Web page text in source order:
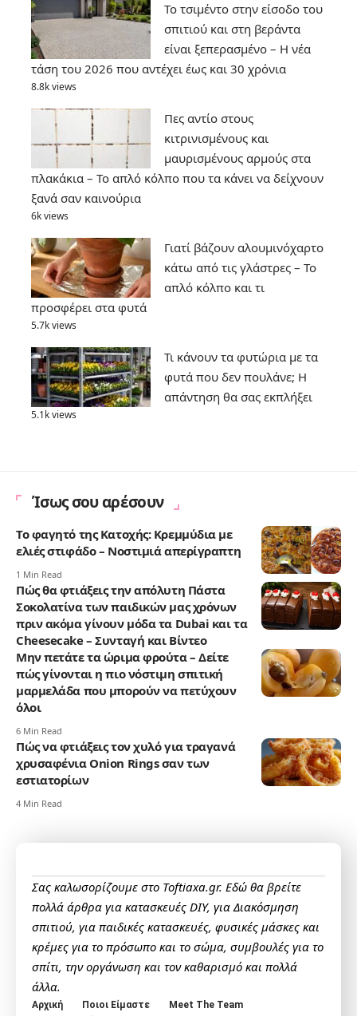
Το τσιμέντο στην είσοδο του
σπιτιού και στη βεράντα
είναι ξεπερασμένο – Η νέα
τάση του 2026 που αντέχει έως και 30 χρόνια
8.8k views
Πες αντίο στους
κιτρινισμένους και
μαυρισμένους αρμούς στα
πλακάκια – Το απλό κόλπο που τα κάνει να δείχνουν
ξανά σαν καινούρια
6k views
Γιατί βάζουν αλουμινόχαρτο
κάτω από τις γλάστρες – Το
απλό κόλπο και τι
προσφέρει στα φυτά
5.7k views
Τι κάνουν τα φυτώρια με τα
φυτά που δεν πουλάνε; Η
απάντηση θα σας εκπλήξει
5.1k views
Ίσως σου αρέσουν
Το φαγητό της Κατοχής: Κρεμμύδια με
ελιές στιφάδο – Νοστιμιά απερίγραπτη
1 Min Read
Πώς θα φτιάξεις την απόλυτη Πάστα
Σοκολατίνα των παιδικών μας χρόνων
πριν ακόμα γίνουν μόδα τα Dubai και τα
Cheesecake – Συνταγή και Βίντεο
Μην πετάτε τα ώριμα φρούτα – Δείτε
πώς γίνονται η πιο νόστιμη σπιτική
μαρμελάδα που μπορούν να πετύχουν
όλοι
6 Min Read
Πώς να φτιάξεις τον χυλό για τραγανά
χρυσαφένια Onion Rings σαν των
εστιατορίων
4 Min Read
Σας καλωσορίζουμε στο Toftiaxa.gr. Εδώ θα βρείτε
πολλά άρθρα για κατασκευές DIY, για Διακόσμηση
σπιτιού, για παιδικές κατασκευές, φυσικές μάσκες και
κρέμες για το πρόσωπο και το σώμα, συμβουλές για το
σπίτι, την οργάνωση και τον καθαρισμό και πολλά
άλλα.
Αρχική Ποιοι Είμαστε
Meet The Team